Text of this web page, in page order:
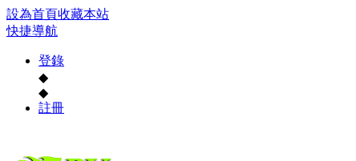
設為首頁收藏本站
快捷導航
登錄
◆
◆
註冊